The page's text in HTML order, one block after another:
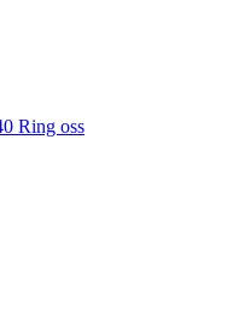
Ring oss